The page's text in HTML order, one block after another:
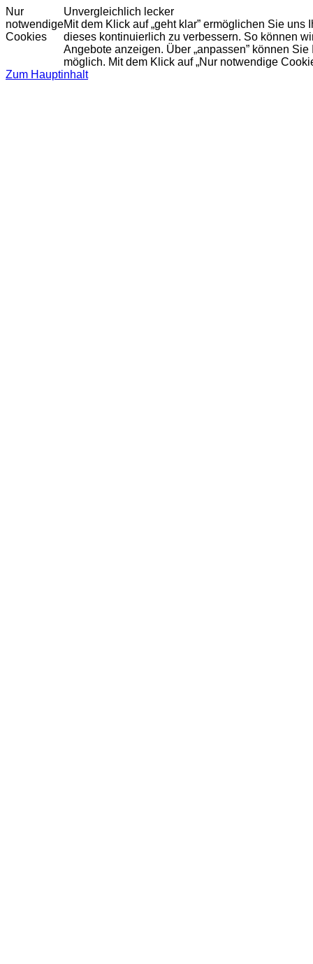
Nur
notwendige
Cookies
Unvergleichlich lecker
Mit dem Klick auf „geht klar” ermöglichen Sie
dieses kontinuierlich zu verbessern. So können
Angebote anzeigen. Über „anpassen” können
möglich. Mit dem Klick auf „Nur notwendige
Zum Hauptinhalt